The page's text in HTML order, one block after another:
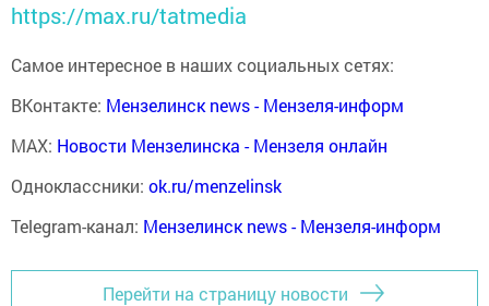
https://max.ru/tatmedia
Самое интересное в наших социальных сетях:
ВКонтакте: Мензелинск news - Мензеля-информ
MAX: Новости Мензелинска - Мензеля онлайн
Одноклассники: ok.ru/menzelinsk
Telegram-канал: Мензелинск news - Мензеля-информ
Перейти на страницу новости